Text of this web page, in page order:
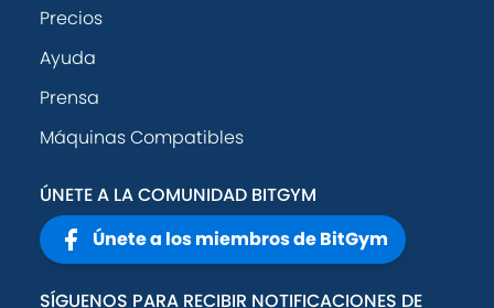
Precios
Ayuda
Prensa
Máquinas Compatibles
ÚNETE A LA COMUNIDAD BITGYM
Únete a los miembros de BitGym
SÍGUENOS PARA RECIBIR NOTIFICACIONES DE